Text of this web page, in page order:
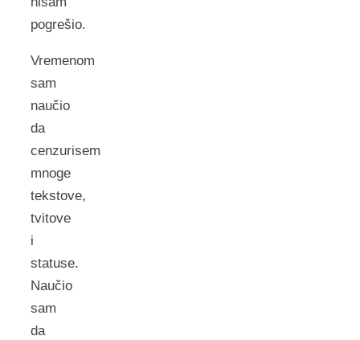
pogrešio.
Vremenom
sam
naučio
da
cenzurisem
mnoge
tekstove,
tvitove
i
statuse.
Naučio
sam
da